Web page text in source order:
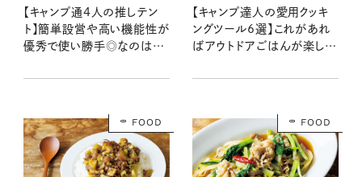
【キャンプ通4人の推しテン
ト】簡単設営や高い機能性が
優秀で使い勝手◎なのはど
【キャンプ達人の愛用クッキ
ングツール6選】これがあれ
ばアウトドアごはんが楽し
FOOD FOOD